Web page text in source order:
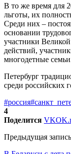
В то же время для
льготы, их
Среди них –
основании
участники
действий,
многодетные
Петербург
среди российских
#россия
4
Поделится VK
Предыдущая запись